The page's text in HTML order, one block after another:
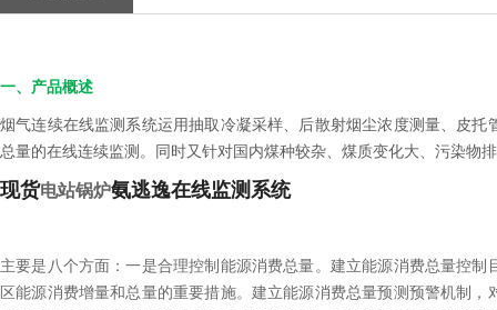
一、产品概述
烟气连续在线监测系统运用抽取冷凝采样、后散射烟尘浓度测量、皮
总量的在线连续监测。同时又针对国内煤种较杂、煤质变化大、污染物
现货电站锅炉氨逃逸在线监测系统
主要是八个方面：一是合理控制能源消费总量。建立能源消费总量控
区能源消费增量和总量的重要措施。建立能源消费总量预测预警机制